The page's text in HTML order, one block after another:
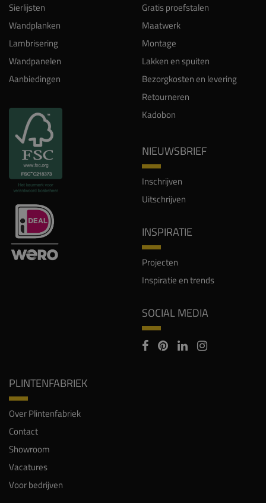
Sierlijsten
Wandplanken
Lambrisering
Wandpanelen
Aanbiedingen
Gratis proefstalen
Maatwerk
Montage
Lakken en spuiten
Bezorgkosten en levering
Retourneren
Kadobon
NIEUWSBRIEF
Inschrijven
Uitschrijven
INSPIRATIE
Projecten
Inspiratie en trends
SOCIAL MEDIA
PLINTENFABRIEK
Over Plintenfabriek
Contact
Showroom
Vacatures
Voor bedrijven